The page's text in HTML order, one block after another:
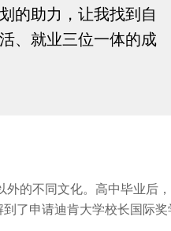
的助力，让我找到自
、就业三位一体的成
的不同文化。高中毕业后
了申请迪肯大学校长国际奖